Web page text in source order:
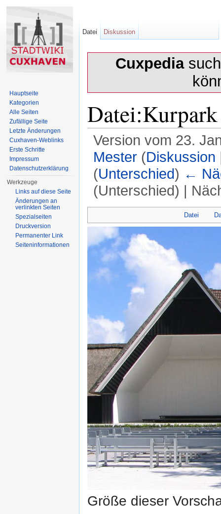
Cuxpedia
Version vom 23.
Mester (Diskussion
(Unterschied) ←
(Unterschied) |
Datei
Größe dieser
Datei Diskussion
Hauptseite
Kategorien
Alle Seiten
Zufällige Seite
Letzte Änderungen
Cuxhaven-Weblinks
Erste Schritte
Impressum
Datenschutzerklärung
Werkzeuge
Links auf diese Seite
Änderungen an
verlinkten Seiten
Spezialseiten
Druckversion
Permanenter Link
Seiten­informationen